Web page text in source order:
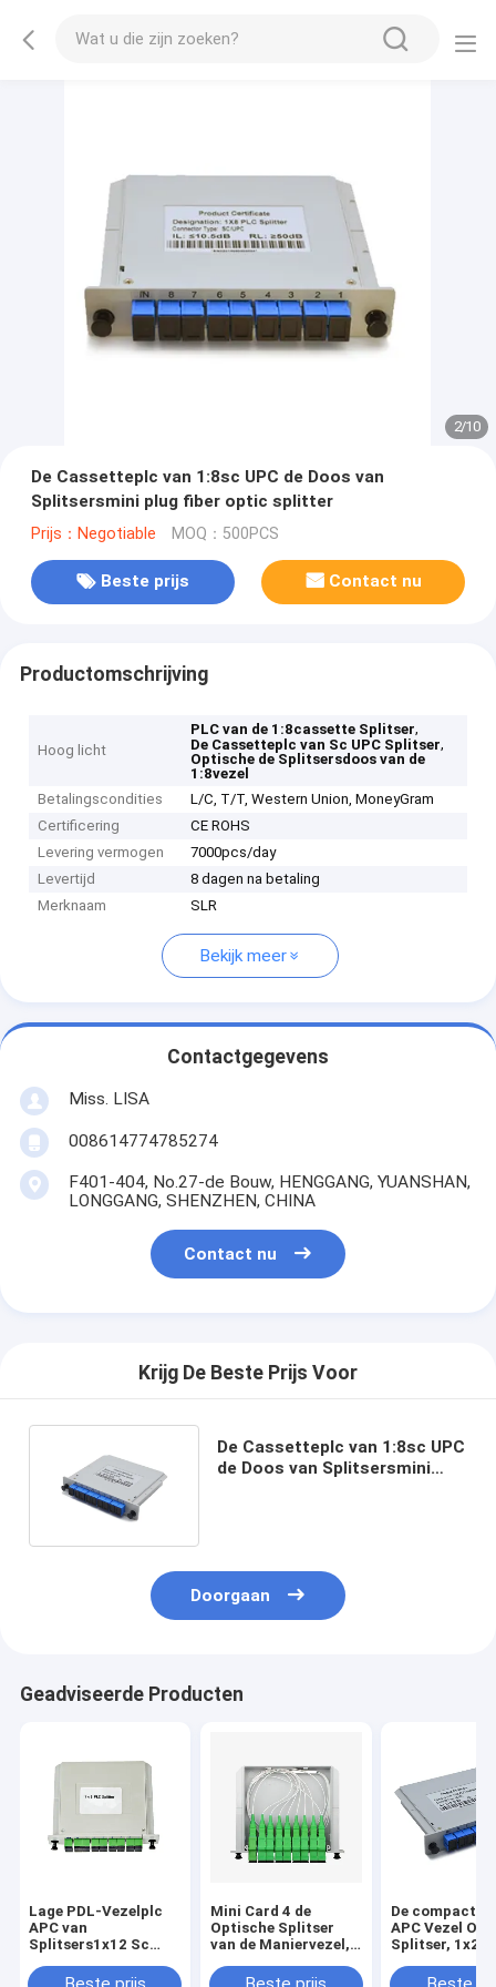
2/10
De Cassetteplc van 1:8sc UPC de Doos van
Splitsersmini plug fiber optic splitter
Prijs：Negotiable MOQ：500PCS
Beste prijs Contact nu
Productomschrijving
Hoog licht
PLC van de 1:8cassette Splitser,
De Cassetteplc van Sc UPC Splitser,
Optische de Splitsersdoos van de
1:8vezel
Betalingscondities
L/C, T/T, Western Union, MoneyGram
Certificering
CE ROHS
Levering vermogen
7000pcs/day
Levertijd
8 dagen na betaling
Merknaam
SLR
Bekijk meer
Contactgegevens
Miss. LISA
008614774785274
F401-404, No.27-de Bouw, HENGGANG, YUANSHAN,
LONGGANG, SHENZHEN, CHINA
Contact nu
Krijg De Beste Prijs Voor
De Cassetteplc van 1:8sc UPC
de Doos van Splitsersmini
Doorgaan
Geadviseerde Producten
Lage PDL-Vezelplc
APC van
Splitsers1x12 Sc
Wijze
Mini Card 4 de
Optische Splitser
van de Maniervezel,
Splitserslgx van de
De compacte
APC Vezel
Splitser, 1x2
Wijzevezel uit